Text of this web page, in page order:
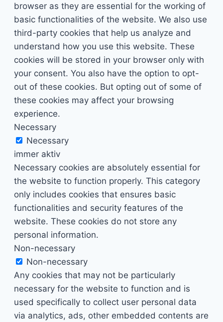
browser as they are essential for the working of
basic functionalities of the website. We also use
third-party cookies that help us analyze and
understand how you use this website. These
cookies will be stored in your browser only with
your consent. You also have the option to opt-
out of these cookies. But opting out of some of
these cookies may affect your browsing
experience.
Necessary
Necessary
immer aktiv
Necessary cookies are absolutely essential for
the website to function properly. This category
only includes cookies that ensures basic
functionalities and security features of the
website. These cookies do not store any
personal information.
Non-necessary
Non-necessary
Any cookies that may not be particularly
necessary for the website to function and is
used specifically to collect user personal data
via analytics, ads, other embedded contents are